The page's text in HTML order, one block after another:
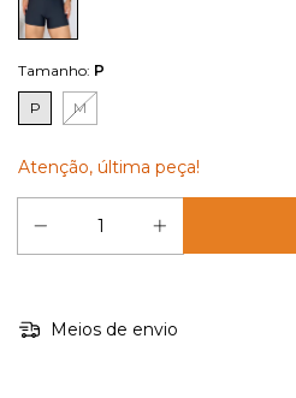
Tamanho: P
P M
Atenção, última peça!
Meios de envio